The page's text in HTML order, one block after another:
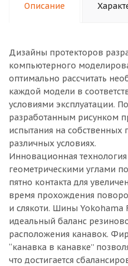
Описание
Дизайны протекторов
компьютерного
оптимально рассчитать
каждой модели в
условиями эксплуатации.
разработанным рисунком
испытания на собственных
различных условиях.
Инновационная
геометрическими углами
пятно контакта для
время прохождения
и слякоти. Шины Yokohama
идеальный баланс
расположения канавок.
“канавка в канавке”
что достигается